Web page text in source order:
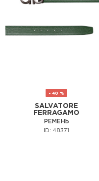
- 40 %
SALVATORE
FERRAGAMO
РЕМЕНЬ
ID: 48371